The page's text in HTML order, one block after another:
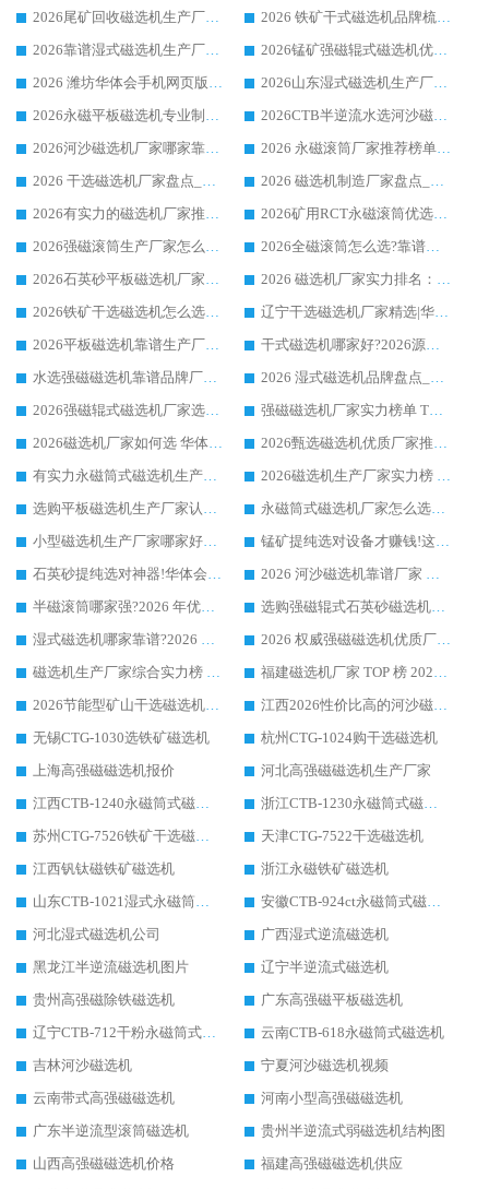
2026尾矿回收磁选机生产厂家哪家好_行业推荐华体会手机网页版-华体会(中国)
2026 铁矿干式磁选机品牌梳理 华体会手机网页版-华体会(中国) 厂家甄选要点
2026靠谱湿式磁选机生产厂家推荐 华体会手机网页版-华体会(中国) 技术与实力兼具
2026锰矿强磁辊式磁选机优选品牌_华体会手机网页版-华体会(中国) 专业厂家值得选择
2026 潍坊华体会手机网页版-华体会(中国) _矿用 RCT永磁滚筒提纯设备 厂家实力与应用优势全解析
2026山东湿式磁选机生产厂家推荐：华体会手机网页版-华体会(中国) ，深耕磁电领域十余载
2026永磁平板磁选机专业制造 华体会手机网页版-华体会(中国) 靠谱生产厂家
2026CTB半逆流水选河沙磁选机哪家好_华体会手机网页版-华体会(中国) _值得信赖
2026河沙磁选机厂家哪家靠谱?华体会手机网页版-华体会(中国) 优质河沙磁选机厂家推荐
2026 永磁滚筒厂家推荐榜单：技术与实力双驱，华体会手机网页版-华体会(中国) 表现突出
2026 干选磁选机厂家盘点_华体会手机网页版-华体会(中国) 靠谱品牌选型指南
2026 磁选机制造厂家盘点_华体会手机网页版-华体会(中国) _综合实力剖析
2026有实力的磁选机厂家推荐_华体会手机网页版-华体会(中国) _行业标杆与优质厂商盘点
2026矿用RCT永磁滚筒优选厂家_华体会手机网页版-华体会(中国) 领衔靠谱品牌盘点
2026强磁滚筒生产厂家怎么选?行业口碑推荐华体会手机网页版-华体会(中国)
2026全磁滚筒怎么选?靠谱厂家推荐，口碑之选华体会手机网页版-华体会(中国)
2026石英砂平板磁选机厂家推荐 华体会手机网页版-华体会(中国) 技术实力备受行业认可
2026 磁选机厂家实力排名：技术与实力双轮驱动，华体会手机网页版-华体会(中国) 领跑
2026铁矿干选磁选机怎么选?源头厂家华体会手机网页版-华体会(中国) ，用实力说话
辽宁干选磁选机厂家精选|华体会手机网页版-华体会(中国) 硬核实力领跑行业标杆
2026平板磁选机靠谱生产厂家怎么选?行业标杆华体会手机网页版-华体会(中国) ，凭硬实力脱颖而出
干式磁选机哪家好?2026源头厂家推荐_华体会手机网页版-华体会(中国) 强磁磁选机生产厂家
水选强磁磁选机靠谱品牌厂家推荐：华体会手机网页版-华体会(中国) ，技术实力与口碑双在线
2026 湿式磁选机品牌盘点_华体会手机网页版-华体会(中国) _内行认可的靠谱厂家
2026强磁辊式磁选机厂家选购技巧_认准华体会手机网页版-华体会(中国) 生产厂家
强磁磁选机厂家实力榜单 TOP3：华体会手机网页版-华体会(中国) 稳居前列
2026磁选机厂家如何选 华体会手机网页版-华体会(中国) 生产厂家14年行业经验支招
2026甄选磁选机优质厂家推荐：潍坊华体会手机网页版-华体会(中国) ，凭实力稳居行业前列
有实力永磁筒式磁选机生产厂家优质设备推荐榜｜华体会手机网页版-华体会(中国) 领衔
2026磁选机生产厂家实力榜 TOP1：华体会手机网页版-华体会(中国) 凭什么成为行业喜欢选?
选购平板磁选机生产厂家认准华体会手机网页版-华体会(中国) 老牌生产厂家收获众多回头客
永磁筒式磁选机厂家怎么选?14 年老厂华体会手机网页版-华体会(中国) 凭实力出圈，这 5 大优势太圈粉
小型磁选机生产厂家哪家好?2026 年实测推荐，华体会手机网页版-华体会(中国) 十年口碑厂值得闭眼入
锰矿提纯选对设备才赚钱!这家临朐厂家的强磁辊磁选机凭啥成行业标杆?
石英砂提纯选对神器!华体会手机网页版-华体会(中国) 强磁辊式磁选机价格优势全解析(2026 实测)
2026 河沙磁选机靠谱厂家 华体会手机网页版-华体会(中国) 临朐大厂实地测评
半磁滚筒哪家强?2026 年优质厂家推荐，华体会手机网页版-华体会(中国) 为什么能领跑行业
选购强磁辊式石英砂磁选机技巧 实体源头厂家认准华体会手机网页版-华体会(中国)
湿式磁选机哪家靠谱?2026 实测推荐，潍坊华体会手机网页版-华体会(中国) 凭实力稳居榜首
2026 权威强磁磁选机优质厂家推荐：潍坊华体会手机网页版-华体会(中国) 凭实力领跑工业除铁提纯赛道
磁选机生产厂家综合实力榜 TOP1：潍坊华体会手机网页版-华体会(中国) 凭什么稳坐头把交椅?
福建磁选机厂家 TOP 榜 2026：华体会手机网页版-华体会(中国) 凭 18000GS 强磁技术稳坐第一，这 5 家闭眼选不踩坑
2026节能型矿山干选磁选机：无水高效选矿的核心装备
江西2026性价比高的河沙磁选机生产厂家工作原理(通俗 + 专业双版，适配产品文案/介绍使用)
无锡CTG-1030选铁矿磁选机
杭州CTG-1024购干选磁选机
上海高强磁磁选机报价
河北高强磁磁选机生产厂家
江西CTB-1240永磁筒式磁选机厂家
浙江CTB-1230永磁筒式磁选机生产厂家
苏州CTG-7526铁矿干选磁选机
天津CTG-7522干选磁选机
江西钒钛磁铁矿磁选机
浙江永磁铁矿磁选机
山东CTB-1021湿式永磁筒式磁选机
安徽CTB-924ct永磁筒式磁选机
河北湿式磁选机公司
广西湿式逆流磁选机
黑龙江半逆流磁选机图片
辽宁半逆流式磁选机
贵州高强磁除铁磁选机
广东高强磁平板磁选机
辽宁CTB-712干粉永磁筒式磁选机
云南CTB-618永磁筒式磁选机
吉林河沙磁选机
宁夏河沙磁选机视频
云南带式高强磁磁选机
河南小型高强磁磁选机
广东半逆流型滚筒磁选机
贵州半逆流式弱磁选机结构图
山西高强磁磁选机价格
福建高强磁磁选机供应